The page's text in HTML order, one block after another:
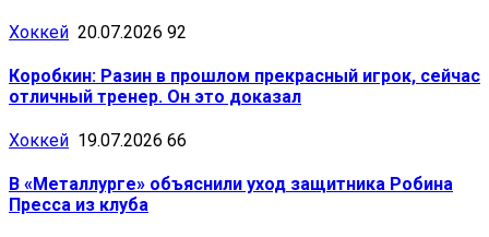
Хоккей 20.07.2026 92
Коробкин: Разин в прошлом прекрасный игрок, сейчас
отличный тренер. Он это доказал
Хоккей 19.07.2026 66
В «Металлурге» объяснили уход защитника Робина
Пресса из клуба